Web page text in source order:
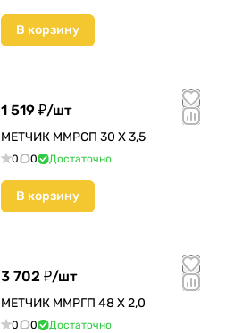
В корзину
1 519 ₽/шт
МЕТЧИК ММРСП 30 Х 3,5
0 0 Достаточно
В корзину
3 702 ₽/шт
МЕТЧИК ММРГП 48 Х 2,0
0 0 Достаточно